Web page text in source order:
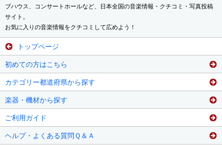
ブハウス、コンサートホールなど、日本全国の音楽情報・クチコミ・写真投稿
サイト。
お気に入りの音楽情報をクチコミして広めよう！
トップページ
初めての方はこちら
カテゴリー都道府県から探す
楽器・機材から探す
ご利用ガイド
ヘルプ・よくある質問Ｑ＆Ａ